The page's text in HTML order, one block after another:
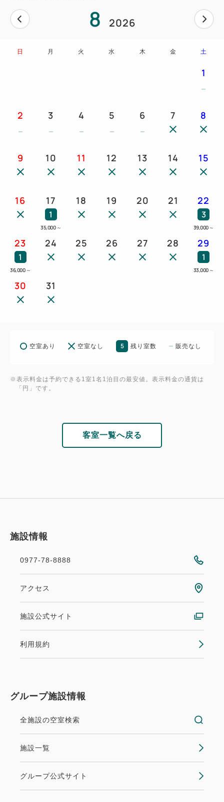
8 2026
日 月 火 水 木 金 土
1
2 3 4 5 6 7 8
9 10 11 12 13 14 15
16 17
1
35,000 ～
18 19 20 21 22
3
39,000 ～
23
1
36,000 ～
24 25 26 27 28 29
1
33,000 ～
30 31
空室あり 空室なし 5 残り室数 販売なし
※表示料金は予約できる1室1名1泊目の最安値。表示料金の通貨は
「円」です。
客室一覧へ戻る
施設情報
0977-78-8888
アクセス
施設公式サイト
利用規約
グループ施設情報
全施設の空室検索
施設一覧
グループ公式サイト